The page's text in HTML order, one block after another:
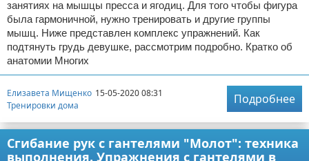
занятиях на мышцы пресса и ягодиц. Для того чтобы фигура
была гармоничной, нужно тренировать и другие группы
мышц. Ниже представлен комплекс упражнений. Как
подтянуть грудь девушке, рассмотрим подробно. Кратко об
анатомии Многих
Елизавета Мищенко 15-05-2020 08:31
Тренировки дома
Подробнее
Сгибание рук с гантелями "Молот": техника
выполнения. Упражнения с гантелями в